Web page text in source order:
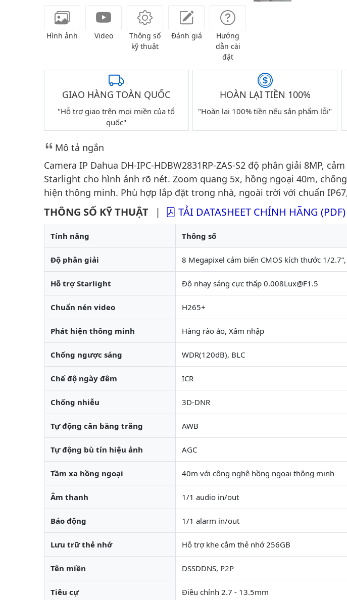
Hình ảnh Video
Thông số
kỹ thuật
Đánh giá
Hướng
dẫn cài
đặt
GIAO HÀNG TOÀN QUỐC
"Hỗ trợ giao trên mọi miền của tổ
quốc"
HOÀN LẠI TIỀN 100%
"Hoàn lại 100% tiền nếu sản phẩm lỗi"
Mô tả ngắn
Camera IP Dahua DH-IPC-HDBW2831RP-ZAS-S2 độ phân giải 8MP,
Starlight cho hình ảnh rõ nét. Zoom quang 5x, hồng ngoại 40m,
hiện thông minh. Phù hợp lắp đặt trong nhà, ngoài trời với chuẩn
THÔNG SỐ KỸ THUẬT | TẢI DATASHEET CHÍNH HÃNG (PDF)
Tính năng Thông số
Độ phân giải 8 Megapixel cảm biến CMOS kích thước 1/
Hỗ trợ Starlight Độ nhạy sáng cực thấp 0.008Lux@F1.5
Chuẩn nén video H265+
Phát hiện thông minh Hàng rào ảo, Xâm nhập
Chống ngược sáng WDR(120dB), BLC
Chế độ ngày đêm ICR
Chống nhiễu 3D-DNR
Tự động cân bằng trắng AWB
Tự động bù tín hiệu ảnh AGC
Tầm xa hồng ngoại 40m với công nghệ hồng ngoại thông minh
Âm thanh 1/1 audio in/out
Báo động 1/1 alarm in/out
Lưu trữ thẻ nhớ Hỗ trợ khe cắm thẻ nhớ 256GB
Tên miền DSSDDNS, P2P
Tiêu cự Điều chỉnh 2.7 - 13.5mm